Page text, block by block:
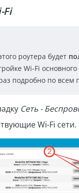
Fi
роутера будет
Wi-Fi
подробно по всем
Сеть -
Wi-Fi сети.